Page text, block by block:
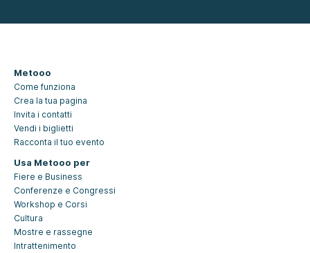
Metooo
Come funziona
Crea la tua pagina
Invita i contatti
Vendi i biglietti
Racconta il tuo evento
Usa Metooo per
Fiere e Business
Conferenze e Congressi
Workshop e Corsi
Cultura
Mostre e rassegne
Intrattenimento